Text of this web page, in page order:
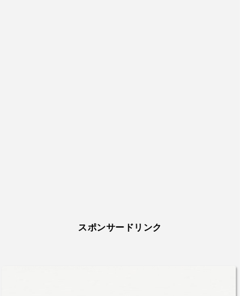
スポンサードリンク